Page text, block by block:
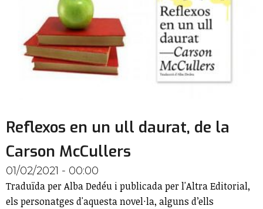
Reflexos en un ull daurat, de la
Carson McCullers
01/02/2021 - 00:00
Traduïda per Alba Dedéu i publicada per l'Altra Editorial,
els personatges d'aquesta novel·la, alguns d’ells